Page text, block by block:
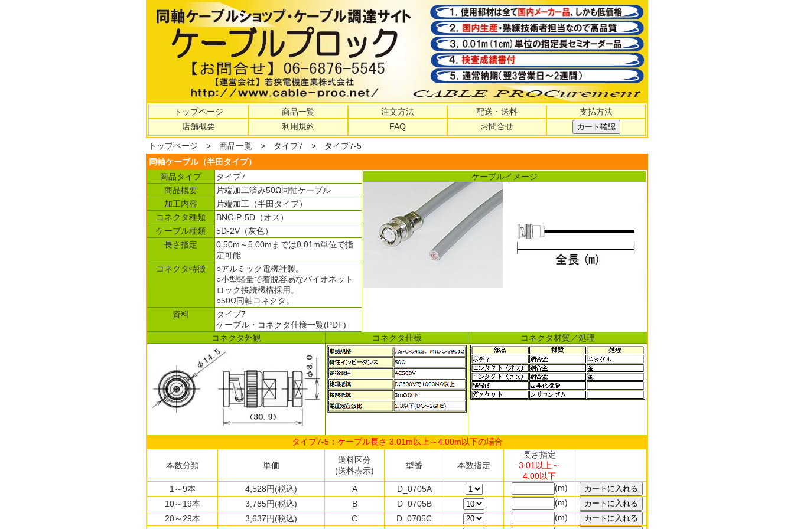
トップページ 商品一覧 注文方法 配送・送料
支払方法
店舗概要
利用規約 FAQ お問合せ
トップページ > 商品一覧 > タイプ7 > タイプ7-5
同軸ケーブル（半田タイプ）
商品タイプ
タイプ7
商品概要
片端加工済み50Ω同軸ケーブル
加工内容
片端加工（半田タイプ）
コネクタ種類
BNC-P-5D（オス）
ケーブル種類
5D-2V（灰色）
長さ指定
0.50m～5.00mまでは0.01m単位で指
定可能
コネクタ特徴
○アルミック電機社製。
○小型軽量で着脱容易なバイオネット
ロック接続機構採用。
○50Ω同軸コネクタ。
資料
タイプ7
ケーブル・コネクタ仕様一覧(PDF)
ケーブルイメージ
コネクタ外観 コネクタ仕様 コネクタ材質／処理
タイプ7-5：ケーブル長さ 3.01m以上～4.00m以下の場合
本数分類 単価
送料区分
(送料表示)
型番 本数指定
長さ指定
3.01以上～
4.00以下
1～9本
4,528円(税込) A D_0705A
(m)
10～19本
3,785円(税込) B D_0705B
(m)
20～29本
3,637円(税込) C D_0705C
(m)